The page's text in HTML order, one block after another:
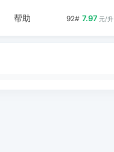
92# 7.97 元/升
帮助